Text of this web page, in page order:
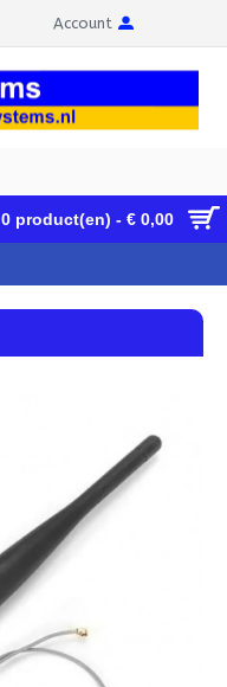
Account
0 product(en) - € 0,00